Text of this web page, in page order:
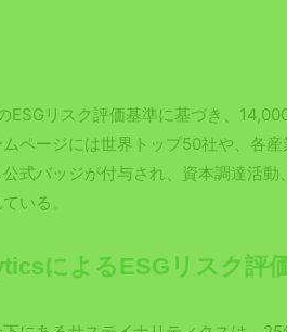
リスク評価基準に基づき、
ページには世界トップ50社や、各
式バッジが付与され、資本調達活動
いる。
によるESGリスク評